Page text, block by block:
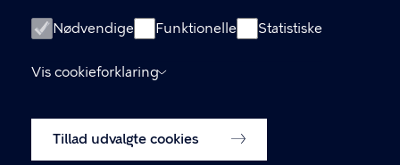
Nødvendige Funktionelle Statistiske
Vis cookieforklaring
Tillad udvalgte cookies
Tilgængelighedserklæring
Om hjemmesiden
Cookiepolitik